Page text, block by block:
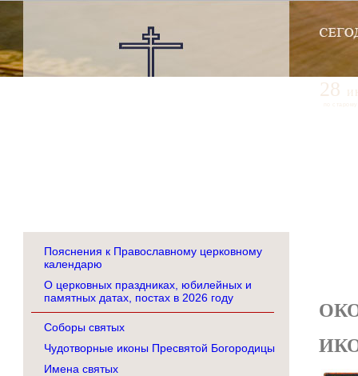
Пояснения к Православному церковному
календарю
О церковных праздниках, юбилейных и
памятных датах, постах в 2026 году
Соборы святых
Чудотворные иконы Пресвятой Богородицы
Имена святых
28
по